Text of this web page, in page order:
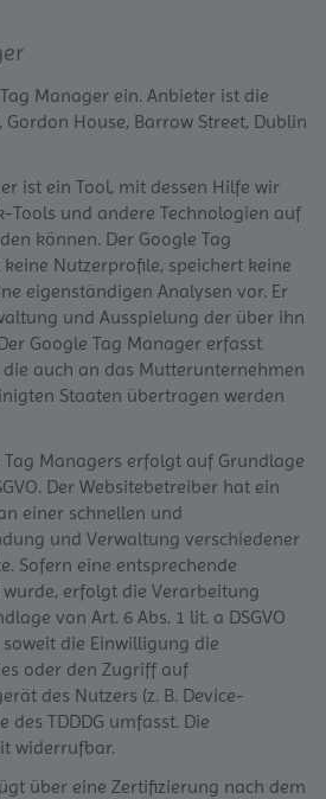
Manager ein. Anbieter ist die
House, Barrow Street, Dublin
ist ein Tool, mit dessen Hilfe wir
Tools und andere Technologien auf
können. Der Google Tag
Nutzerprofile, speichert keine
eigenständigen Analysen vor. Er
und Ausspielung der über ihn
Google Tag Manager erfasst
die auch an das Mutterunternehmen
Staaten übertragen werden
Tag Managers erfolgt auf Grundlage
Der Websitebetreiber hat ein
einer schnellen und
und Verwaltung verschiedener
Sofern eine entsprechende
erfolgt die Verarbeitung
von Art. 6 Abs. 1 lit. a DSGVO
soweit die Einwilligung die
oder den Zugriff auf
des Nutzers (z. B. Device-
TDDDG umfasst. Die
widerrufbar.
über eine Zertifizierung nach dem